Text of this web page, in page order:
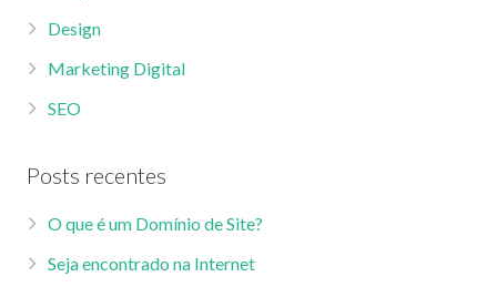
Design
Marketing Digital
SEO
Posts recentes
O que é um Domínio de Site?
Seja encontrado na Internet